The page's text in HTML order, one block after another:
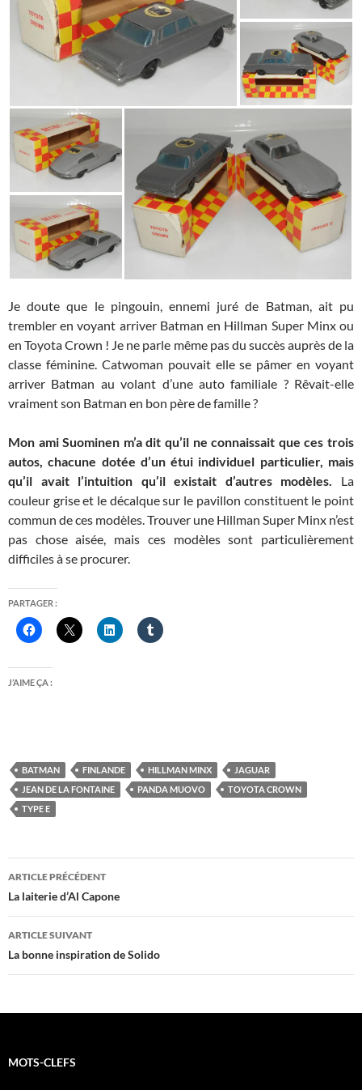
Je doute que le pingouin, ennemi juré de Batman, ait pu
trembler en voyant arriver Batman en Hillman Super Minx ou
en Toyota Crown ! Je ne parle même pas du succès auprès de la
classe féminine. Catwoman pouvait elle se pâmer en voyant
arriver Batman au volant d’une auto familiale ? Rêvait-elle
vraiment son Batman en bon père de famille ?
Mon ami Suominen m’a dit qu’il ne connaissait que ces trois
autos, chacune dotée d’un étui individuel particulier, mais
qu’il avait l’intuition qu’il existait d’autres modèles.
La
couleur grise et le décalque sur le pavillon constituent le point
commun de ces modèles. Trouver une Hillman Super Minx n’est
pas chose aisée, mais ces modèles sont particulièrement
difficiles à se procurer.
PARTAGER :
J’AIME ÇA :
BATMAN FINLANDE HILLMAN MINX
JAGUAR
JEAN DE LA FONTAINE
PANDA MUOVO
TOYOTA CROWN
TYPE E
Navigation
des
articles
ARTICLE PRÉCÉDENT
La laiterie d’Al Capone
ARTICLE SUIVANT
La bonne inspiration de Solido
MOTS-CLEFS